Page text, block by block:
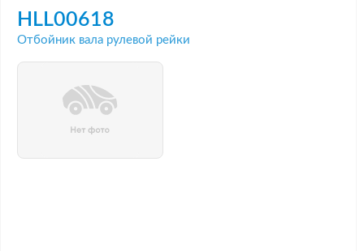
HLL00618
Отбойник вала рулевой рейки